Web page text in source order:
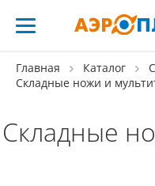
Главная Каталог
Складные ножи и
Складные